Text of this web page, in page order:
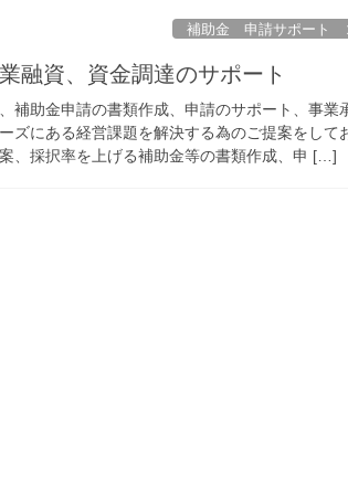
補助金 申請サポート
融資、資金調達のサポート
補助金申請の書類作成、申請のサポート、事業
ズにある経営課題を解決する為のご提案をして
、採択率を上げる補助金等の書類作成、申 […]